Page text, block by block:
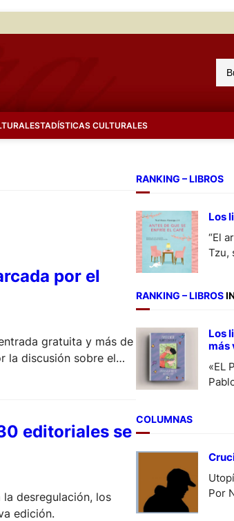
u
a
ESTADÍSTICAS CULTURALES
por el
gratuita y más de
la discusión sobre el
editoriales se
desregulación, los
edición.
RANKING – LIBROS
Los
“El
Tzu,
en
27
RANKING – LIBROS
Los
más
«EL
27
COLUMNAS
Por